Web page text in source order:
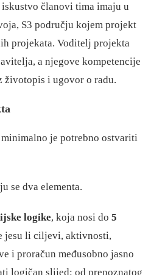
članovi tima imaju u
S3 području kojem projekt
projekata. Voditelj projekta
a njegove kompetencije
životopis i ugovor o radu.
minimalno je potrebno ostvariti
se dva elementa.
logike, koja nosi do 5
jesu li ciljevi, aktivnosti,
i proračun međusobno jasno
logičan slijed: od prepoznatog